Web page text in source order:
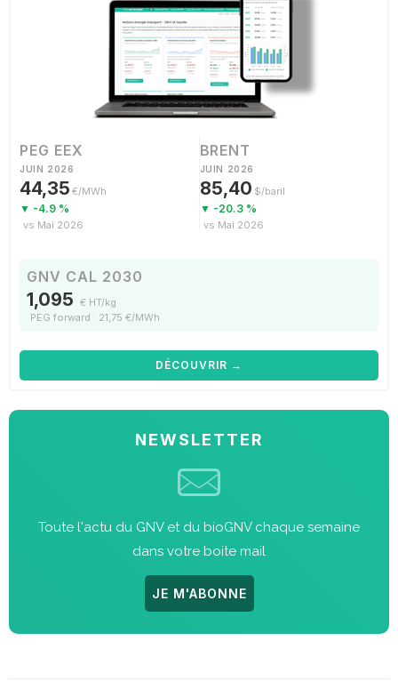
PEG EEX
JUIN 2026
44,35 €/MWh
▼ -4.9 %
vs Mai 2026
BRENT
JUIN 2026
85,40 $/baril
▼ -20.3 %
vs Mai 2026
GNV CAL 2030
1,095 € HT/kg
PEG forward : 21,75 €/MWh
DÉCOUVRIR →
NEWSLETTER
Toute l'actu du GNV et du bioGNV chaque semaine
dans votre boite mail
JE M'ABONNE